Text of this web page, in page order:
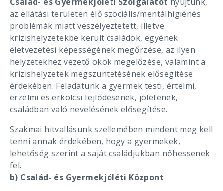
az ellátási területen élő szociális/mentálhigiénés
problémák miatt veszélyeztetett, illetve
krízishelyzetekbe került családok, egyének
életvezetési képességének megőrzése, az ilyen
helyzetekhez vezető okok megelőzése, valamint a
krízishelyzetek megszüntetésének elősegítése
érdekében. Feladatunk a gyermek testi, értelmi,
érzelmi és erkölcsi fejlődésének, jólétének,
családban való nevelésének elősegítése.
Szakmai hitvallásunk szellemében mindent meg kell
tenni annak érdekében, hogy a gyermekek,
lehetőség szerint a saját családjukban nőhessenek
fel.
b) Család- és Gyermekjóléti Központ